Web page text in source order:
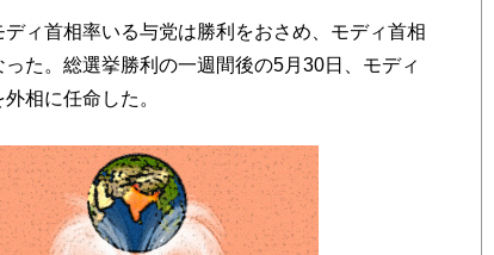
ィ首相率いる与党は勝利をおさめ、モディ首相
た。総選挙勝利の一週間後の5月30日、モディ
相に任命した。